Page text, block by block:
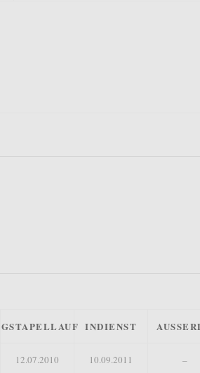
STAPELLAUF INDIENST
12.07.2010 10.09.2011 –